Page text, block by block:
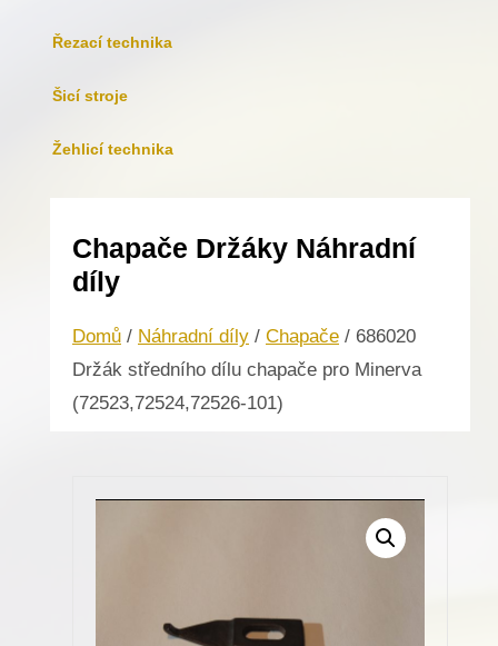
Řezací technika
Šicí stroje
Žehlicí technika
Chapače Držáky Náhradní
díly
Domů / Náhradní díly / Chapače / 686020
Držák středního dílu chapače pro Minerva
(72523,72524,72526-101)